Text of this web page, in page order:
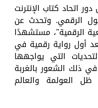
اتحاد كتاب الإنترنت
الرقمي. وتحدث عن
الرقمية"، مستشهدًا
أول رواية رقمية في
التي يواجهها
ذلك الشعور بالغربة
العولمة والعالم